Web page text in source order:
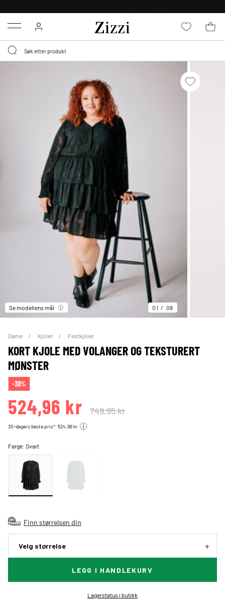
Menu
Se modellens mål 01 08
Dame Kjoler Festkjoler
KORT KJOLE MED VOLANGER OG TEKSTURERT
MØNSTER
-30%
524,96 kr 749,95 kr
30-dagers beste pris*: 524,96 kr
Farge:Svart
Finn størrelsen din
Velg størrelse
LEGG I HANDLEKURV
Lagerstatus i butikk